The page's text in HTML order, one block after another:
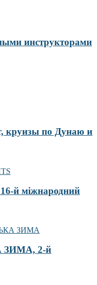
инструкторами
круизы по Дунаю и
й міжнародний
2-й